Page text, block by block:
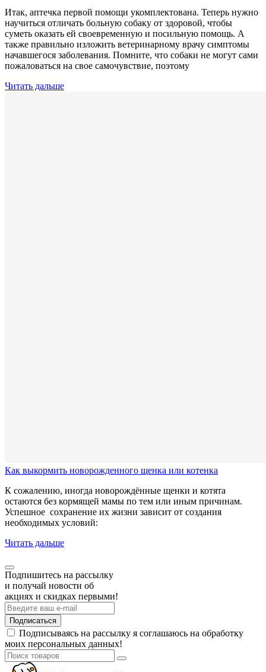
Итак, аптечка первой помощи укомплектована. Теперь нужно
научиться отличать больную собаку от здоровой, чтобы
суметь оказать ей своевременную и посильную помощь. А
также правильно изложить ветеринарному врачу симптомы
начавшегося заболевания. Помните, что собаки не могут сами
пожаловаться на свое самочувствие, поэтому
Читать дальше
Как выкормить новорожденного щенка или котенка
К сожалению, иногда новорождённые щенки и котята
остаются без кормящей мамы по тем или иным причинам.
Успешное сохранение их жизни зависит от создания
необходимых условий:
Читать дальше
Подпишитесь на рассылку
и получай новости об
акциях и скидках первыми!
Подписаться
Подписываясь на рассылку я соглашаюсь на обработку
моих персональных данных!